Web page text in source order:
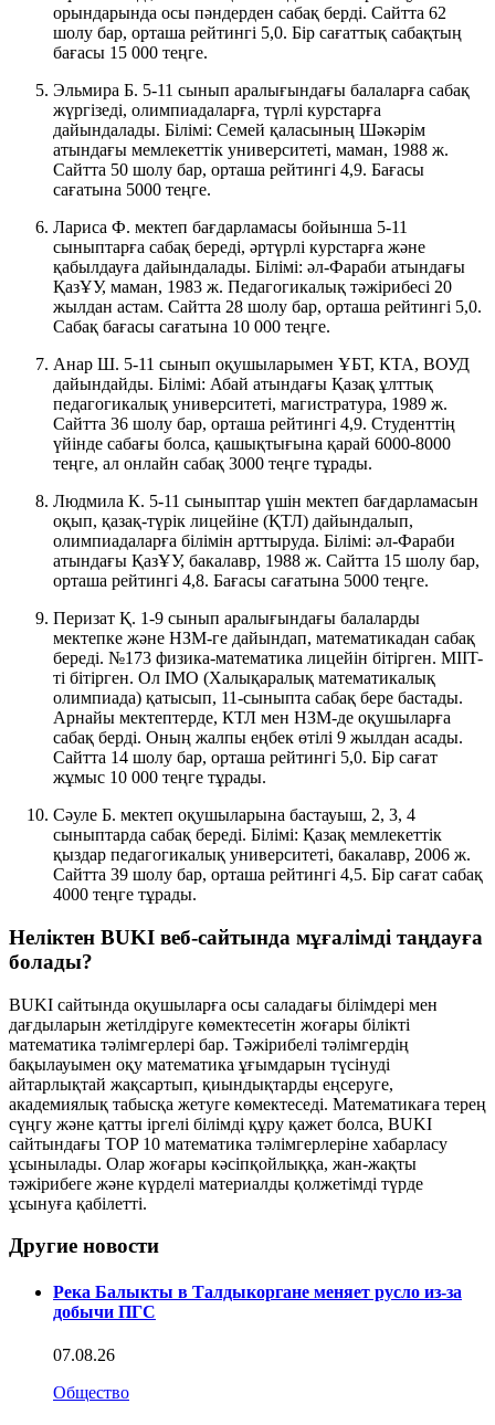
орындарында осы пәндерден сабақ берді. Сайтта 62
шолу бар, орташа рейтингі 5,0. Бір сағаттық сабақтың
бағасы 15 000 теңге.
Эльмира Б. 5-11 сынып аралығындағы балаларға сабақ
жүргізеді, олимпиадаларға, түрлі курстарға
дайындалады. Білімі: Семей қаласының Шәкәрім
атындағы мемлекеттік университеті, маман, 1988 ж.
Сайтта 50 шолу бар, орташа рейтингі 4,9. Бағасы
сағатына 5000 теңге.
Лариса Ф. мектеп бағдарламасы бойынша 5-11
сыныптарға сабақ береді, әртүрлі курстарға және
қабылдауға дайындалады. Білімі: әл-Фараби атындағы
ҚазҰУ, маман, 1983 ж. Педагогикалық тәжірибесі 20
жылдан астам. Сайтта 28 шолу бар, орташа рейтингі 5,0.
Сабақ бағасы сағатына 10 000 теңге.
Анар Ш. 5-11 сынып оқушыларымен ҰБТ, КТА, ВОУД
дайындайды. Білімі: Абай атындағы Қазақ ұлттық
педагогикалық университеті, магистратура, 1989 ж.
Сайтта 36 шолу бар, орташа рейтингі 4,9. Студенттің
үйінде сабағы болса, қашықтығына қарай 6000-8000
теңге, ал онлайн сабақ 3000 теңге тұрады.
Людмила К. 5-11 сыныптар үшін мектеп бағдарламасын
оқып, қазақ-түрік лицейіне (ҚТЛ) дайындалып,
олимпиадаларға білімін арттыруда. Білімі: әл-Фараби
атындағы ҚазҰУ, бакалавр, 1988 ж. Сайтта 15 шолу бар,
орташа рейтингі 4,8. Бағасы сағатына 5000 теңге.
Перизат Қ. 1-9 сынып аралығындағы балаларды
мектепке және НЗМ-ге дайындап, математикадан сабақ
береді. №173 физика-математика лицейін бітірген. MIIT-
ті бітірген. Ол IMO (Халықаралық математикалық
олимпиада) қатысып, 11-сыныпта сабақ бере бастады.
Арнайы мектептерде, КТЛ мен НЗМ-де оқушыларға
сабақ берді. Оның жалпы еңбек өтілі 9 жылдан асады.
Сайтта 14 шолу бар, орташа рейтингі 5,0. Бір сағат
жұмыс 10 000 теңге тұрады.
Сәуле Б. мектеп оқушыларына бастауыш, 2, 3, 4
сыныптарда сабақ береді. Білімі: Қазақ мемлекеттік
қыздар педагогикалық университеті, бакалавр, 2006 ж.
Сайтта 39 шолу бар, орташа рейтингі 4,5. Бір сағат сабақ
4000 теңге тұрады.
Неліктен BUKI веб-сайтында мұғалімді таңдауға
болады?
BUKI сайтында оқушыларға осы саладағы білімдері мен
дағдыларын жетілдіруге көмектесетін жоғары білікті
математика тәлімгерлері бар. Тәжірибелі тәлімгердің
бақылауымен оқу математика ұғымдарын түсінуді
айтарлықтай жақсартып, қиындықтарды еңсеруге,
академиялық табысқа жетуге көмектеседі. Математикаға терең
сүңгу және қатты іргелі білімді құру қажет болса, BUKI
сайтындағы TOP 10 математика тәлімгерлеріне хабарласу
ұсынылады. Олар жоғары кәсіпқойлыққа, жан-жақты
тәжірибеге және күрделі материалды қолжетімді түрде
ұсынуға қабілетті.
Другие новости
Река Балыкты в Талдыкоргане меняет русло из-за
добычи ПГС
07.08.26
Общество